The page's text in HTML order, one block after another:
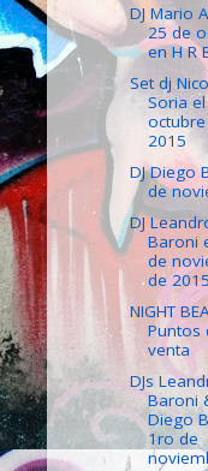
DJ Mario
25 de
en H R
Set dj
Soria
2015
DJ Diego
de
DJ
Baroni
de
de
NIGHT
Puntos
venta
DJs
Baroni
Diego
1ro de